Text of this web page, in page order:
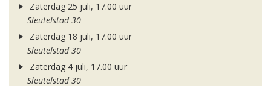
Zaterdag 25 juli, 17.00 uur
Sleutelstad 30
Zaterdag 18 juli, 17.00 uur
Sleutelstad 30
Zaterdag 4 juli, 17.00 uur
Sleutelstad 30